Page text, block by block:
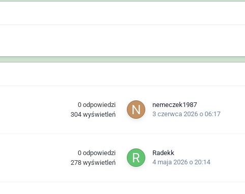
0 odpowiedzi
304 wyświetleń
nemeczek1987
3 czerwca 2026 o 06:17
0 odpowiedzi
278 wyświetleń
Radekk
4 maja 2026 o 20:14